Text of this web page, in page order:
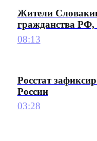
Жители
гражданства РФ,
08:13
Росстат
России
03:28